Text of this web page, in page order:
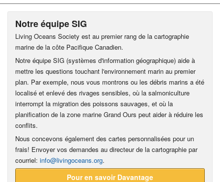
Notre équipe SIG
Living Oceans Society est au premier rang de la cartographie
marine de la côte Pacifique Canadien.
Notre équipe SIG (systèmes d'information géographique) aide à
mettre les questions touchant l'environnement marin au premier
plan. Par exemple, nous vous montrons ou les débris marins a été
localisé et enlevé des rivages sensibles, où la salmoniculture
interrompt la migration des poissons sauvages, et où la
planification de la zone marine Grand Ours peut aider à réduire les
conflits.
Nous concevons également des cartes personnalisées pour un
frais! Envoyer vos demandes au directeur de la cartographie par
courriel: info@livingoceans.org.
Pour en savoir Davantage